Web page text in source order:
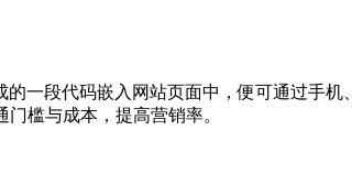
一段代码嵌入网站页面中，便可通过手
槛与成本，提高营销率。